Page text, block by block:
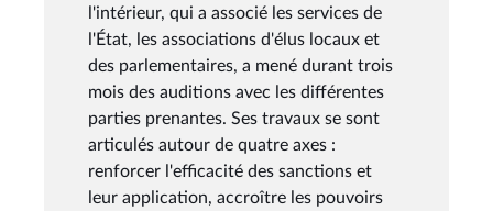
l'intérieur, qui a associé les services de
l'État, les associations d'élus locaux et
des parlementaires, a mené durant trois
mois des auditions avec les différentes
parties prenantes. Ses travaux se sont
articulés autour de quatre axes :
renforcer l'efficacité des sanctions et
leur application, accroître les pouvoirs